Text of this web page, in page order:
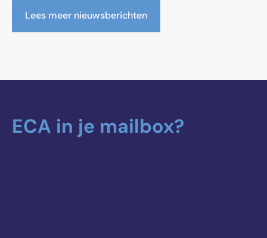
Lees meer nieuwsberichten
ECA in je mailbox?